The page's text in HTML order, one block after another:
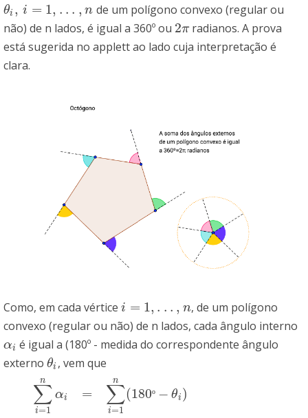
θi , i = 1, . . . , n
θii =1 ,..., n
de um polígono convexo (regular ou
não) de n lados, é igual a 360º ou 2π
2πradianos. A prova
está sugerida no applett ao lado cuja interpretação é
clara.
Como, em cada vértice i = 1, . . . , n
i= 1,. .,n
, de um polígono
convexo (regular ou não) de n lados, cada ângulo interno
αi
αi é igual a (180º - medida do correspondente ângulo
externo θi
θi, vem que
∑
i=1
n
αi = ∑
i=1
n
(180º − θi )